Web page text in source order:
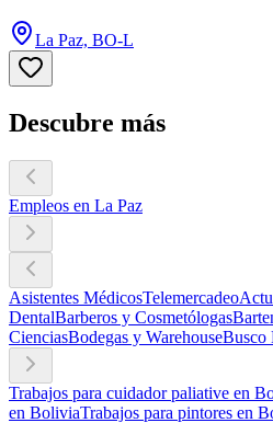
La Paz, BO-L
Descubre más
Empleos en La Paz
Asistentes MédicosTelemercadeo
DentalBarberos y Cosmetólogas
CienciasBodegas y WarehouseBusco
Trabajos para cuidador paliative en
en BoliviaTrabajos para pintores en